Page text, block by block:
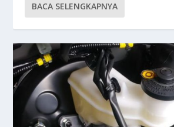
BACA SELENGKAPNYA